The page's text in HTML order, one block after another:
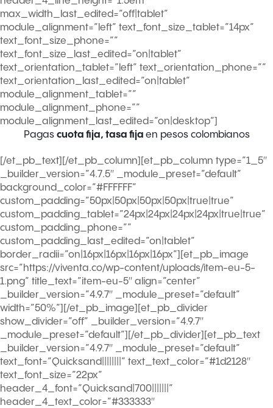
max_width_last_edited=”off|tablet”
module_alignment=”left” text_font_size_tablet=”14px”
text_font_size_phone=””
text_font_size_last_edited=”on|tablet”
text_orientation_tablet=”left” text_orientation_phone=””
text_orientation_last_edited=”on|tablet”
module_alignment_tablet=””
module_alignment_phone=””
module_alignment_last_edited=”on|desktop”]
Pagas cuota fija, tasa fija en pesos colombianos
[/et_pb_text][/et_pb_column][et_pb_column type=”1_5″
_builder_version=”4.7.5″ _module_preset=”default”
background_color=”#FFFFFF”
custom_padding=”50px|50px|50px|50px|true|true”
custom_padding_tablet=”24px|24px|24px|24px|true|true”
custom_padding_phone=””
custom_padding_last_edited=”on|tablet”
border_radii=”on|16px|16px|16px|16px”][et_pb_image
src=”https://viventa.co/wp-content/uploads/item-eu-5-
1.png” title_text=”item-eu-5″ align=”center”
_builder_version=”4.9.7″ _module_preset=”default”
width=”50%”][/et_pb_image][et_pb_divider
show_divider=”off” _builder_version=”4.9.7″
_module_preset=”default”][/et_pb_divider][et_pb_text
_builder_version=”4.9.7″ _module_preset=”default”
text_font=”Quicksand||||||||” text_text_color=”#1d2128″
text_font_size=”22px”
header_4_font=”Quicksand|700|||||||”
header_4_text_color=”#333333″